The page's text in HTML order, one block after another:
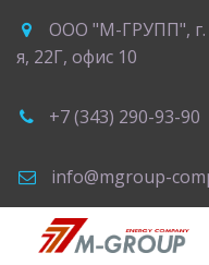
ООО "М-ГРУПП",
я, 22Г, офис 10
+7 (343) 290-93-90
info@mgroup-